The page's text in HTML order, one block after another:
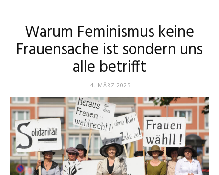
Warum Feminismus keine
Frauensache ist sondern uns
alle betrifft
4. MÄRZ 2025